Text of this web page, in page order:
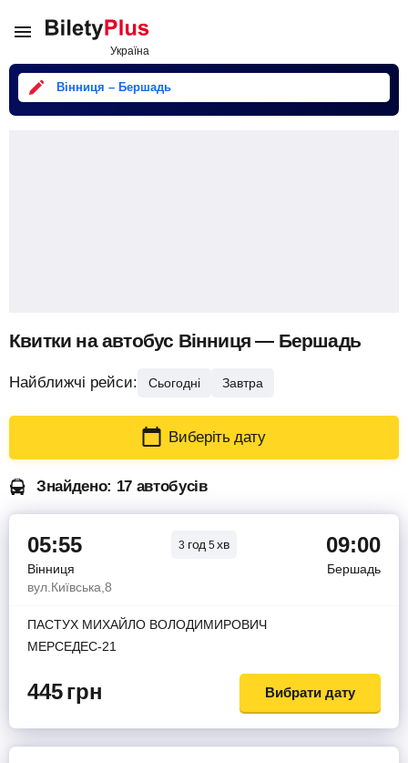
Вінниця – Бершадь
Квитки на автобус Вінниця — Бершадь
Найближчі рейси: Сьогодні Завтра
Виберіть дату
Знайдено: 17 автобусів
05:55 3 год 5хв 09:00
Вінниця
Бершадь
вул.Київська,8
ПАСТУХ МИХАЙЛО ВОЛОДИМИРОВИЧ
МЕРСЕДЕС-21
445грн Вибрати дату